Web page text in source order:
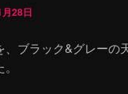
28日
、ブラック&グレーの